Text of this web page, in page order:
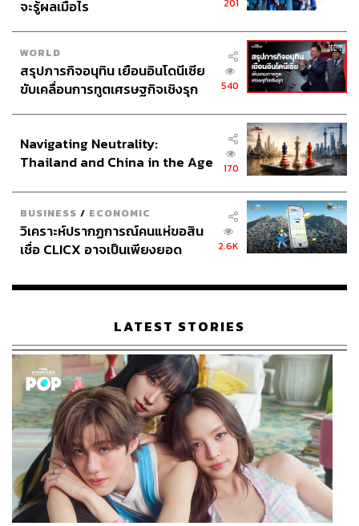
จะรู้ผลเมื่อไร
201
WORLD
สรุปภารกิจอนุทิน เยือนอินโดนีเซีย
ขับเคลื่อนการทูตเศรษฐกิจเชิงรุก
540
Navigating Neutrality:
Thailand and China in the Age
170
BUSINESS / ECONOMIC
วิเคราะห์ปรากฏการณ์คนแห่ขอสิน
เชื่อ CLICX อาจเป็นเพียงยอด
เรือนไทยที่ถูกซุกไว้
2.6K
LATEST STORIES